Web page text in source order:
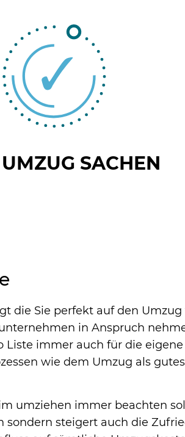
SACHEN
die Sie perfekt auf den
in Anspruch
immer auch für die
wie dem Umzug als
umziehen immer beachten
steigert auch die